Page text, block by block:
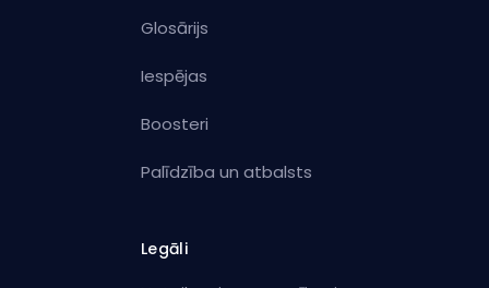
Glosārijs
Iespējas
Boosteri
Palīdzība un atbalsts
Legāli